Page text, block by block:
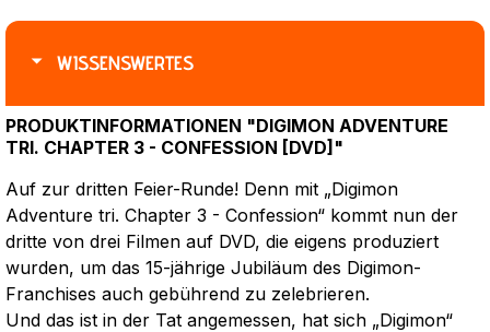
WISSENSWERTES
PRODUKTINFORMATIONEN "DIGIMON ADVENTURE
TRI. CHAPTER 3 - CONFESSION [DVD]"
Auf zur dritten Feier-Runde! Denn mit „Digimon
Adventure tri. Chapter 3 - Confession“ kommt nun der
dritte von drei Filmen auf DVD, die eigens produziert
wurden, um das 15-jährige Jubiläum des Digimon-
Franchises auch gebührend zu zelebrieren.
Und das ist in der Tat angemessen, hat sich „Digimon“